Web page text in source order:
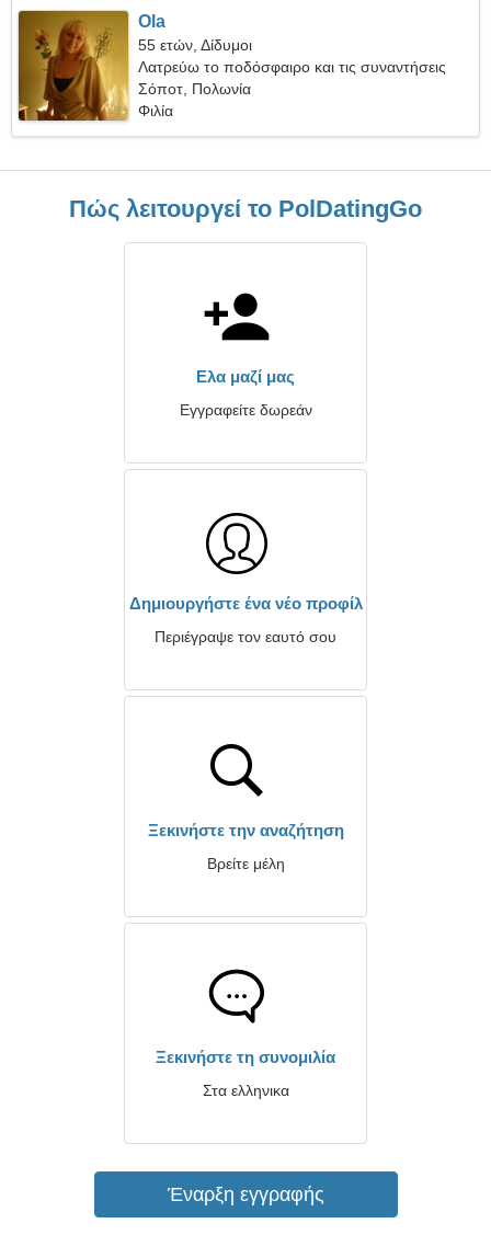
Ola
55 ετών, Δίδυμοι
Λατρεύω το ποδόσφαιρο και τις συναντήσεις
Σόποτ, Πολωνία
Φιλία
Πώς λειτουργεί το PolDatingGo
Ελα μαζί μας
Εγγραφείτε δωρεάν
Δημιουργήστε ένα νέο προφίλ
Περιέγραψε τον εαυτό σου
Ξεκινήστε την αναζήτηση
Βρείτε μέλη
Ξεκινήστε τη συνομιλία
Στα ελληνικα
Έναρξη εγγραφής